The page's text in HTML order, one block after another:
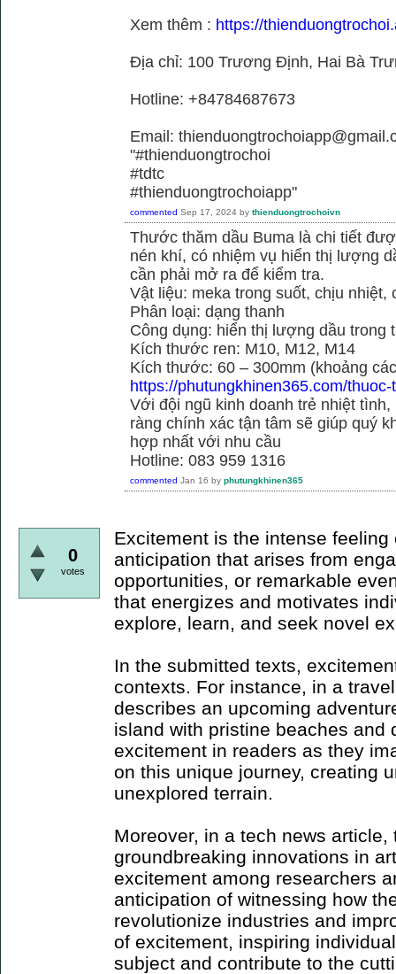
Xem thêm : https://
Địa chỉ: 100 Trương Định, Hai Bà
Hotline: +84784687673
Email:
"#thienduongtrochoi
#tdtc
#thienduongtrochoiapp"
commented Sep 17, 2024 by thienduongtrochoivn
Thước thăm dầu Buma là chi tiết
nén khí, có nhiệm vụ hiển thị lượng
cần phải mở ra để kiểm tra.
Vật liệu: meka trong suốt, chịu nhiệt,
Phân loại: dạng thanh
Công dụng: hiển thị lượng dầu trong
Kích thước ren: M10, M12, M14
Kích thước: 60 – 300mm (khoảng
https://phutungkhinen365.com/
Với đội ngũ kinh doanh trẻ nhiệt
ràng chính xác tận tâm sẽ giúp quý
hợp nhất với nhu cầu
Hotline: 083 959 1316
commented Jan 16 by phutungkhinen365
0
votes
Excitement is the intense
anticipation that arises from
opportunities, or remarkable
that energizes and motivates
explore, learn, and seek novel
In the submitted texts,
contexts. For instance, in a
describes an upcoming
island with pristine beaches and
excitement in readers as they
on this unique journey, creating
unexplored terrain.
Moreover, in a tech news
groundbreaking innovations in
excitement among researchers
anticipation of witnessing how
revolutionize industries and
of excitement, inspiring
subject and contribute to the